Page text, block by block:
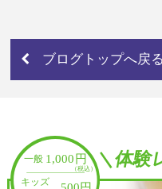
ブログトップへ戻る
＼体験